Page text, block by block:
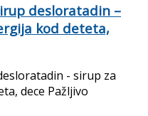
desloratadin –
kod deteta,
- sirup za
dece Pažljivo